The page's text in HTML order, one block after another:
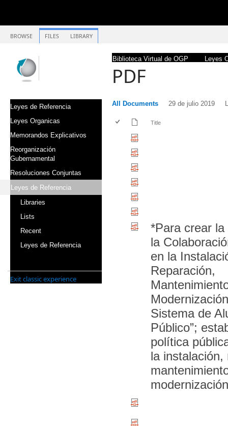
BROWSE FILES LIBRARY
Biblioteca Virtual de OGP Leyes
PDF
Leyes de Referencia
Leyes Organicas
Memorandos Explicativos
Reorganización
Gubernamental
Resoluciones Conjuntas
Leyes de Referencia
Libraries
Lists
Recent
Leyes de Referencia
Exit classic experience
All Documents 29 de julio 2019
Title
*Para crear la
la
en la
Reparación,
Sistema de
Público”;
política
la instalación,